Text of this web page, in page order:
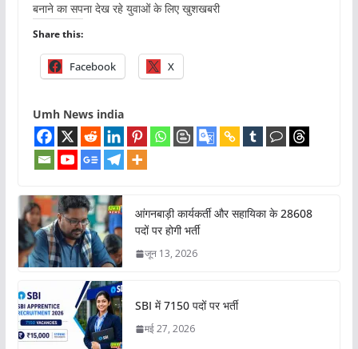
बनाने का सपना देख रहे युवाओं के लिए खुशखबरी
Share this:
Facebook X
Umh News india
आंगनबाड़ी कार्यकर्ती और सहायिका के 28608
पदों पर होगी भर्ती
जून 13, 2026
SBI में 7150 पदों पर भर्ती
मई 27, 2026